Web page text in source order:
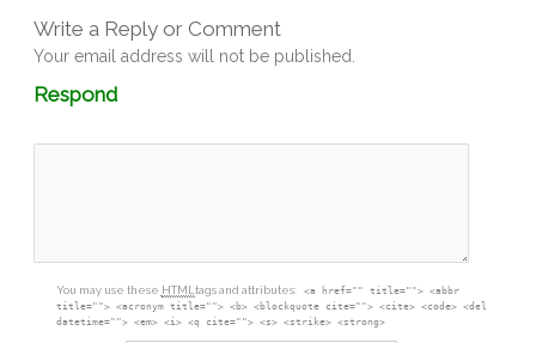
Write a Reply or Comment
Your email address will not be published.
RespondComment
box
You may use these HTML tags and attributes:
<a href="" title=""> <abbr
title=""> <acronym title=""> <b> <blockquote cite=""> <cite> <code> <del
datetime=""> <em> <i> <q cite=""> <s> <strike> <strong>